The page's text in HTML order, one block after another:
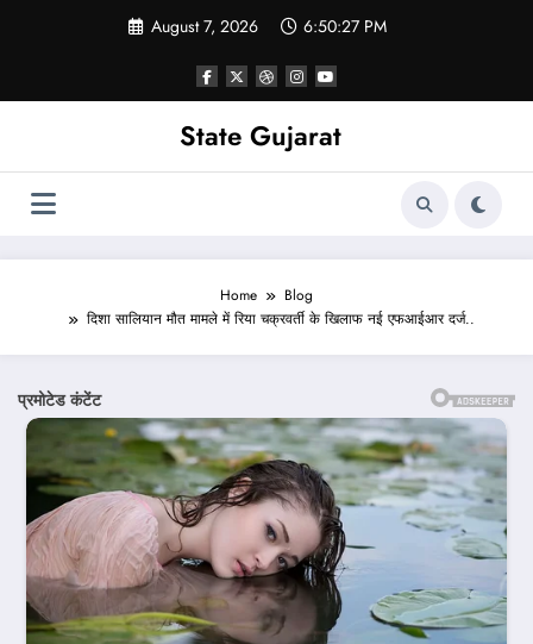
August 7, 2026 6:50:30 PM
State Gujarat
Home
Blog
दिशा सालियान मौत मामले में रिया चक्रवर्ती के खिलाफ नई एफआईआर दर्ज..